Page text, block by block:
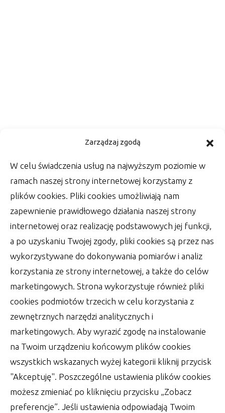
Zarządzaj zgodą
W celu świadczenia usług na najwyższym poziomie w
ramach naszej strony internetowej korzystamy z
plików cookies. Pliki cookies umożliwiają nam
zapewnienie prawidłowego działania naszej strony
internetowej oraz realizację podstawowych jej funkcji,
a po uzyskaniu Twojej zgody, pliki cookies są przez nas
wykorzystywane do dokonywania pomiarów i analiz
korzystania ze strony internetowej, a także do celów
marketingowych. Strona wykorzystuje również pliki
cookies podmiotów trzecich w celu korzystania z
zewnętrznych narzędzi analitycznych i
marketingowych. Aby wyrazić zgodę na instalowanie
na Twoim urządzeniu końcowym plików cookies
wszystkich wskazanych wyżej kategorii kliknij przycisk
"Akceptuję". Poszczególne ustawienia plików cookies
możesz zmieniać po kliknięciu przycisku „Zobacz
preferencje”. Jeśli ustawienia odpowiadają Twoim
Kwestia ślubnej fotografii –
zadbaj o oprawę zdjęć
Wśród rzeczy, które zrobić muszą Państwo
Młodzi w dniu swojego ślubu, jest wiele
szablonowych
autor: Lucjan 30 czerwca 2022